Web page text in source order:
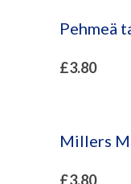
Pehmeä
£3.80
Millers
£3.80